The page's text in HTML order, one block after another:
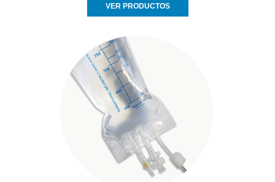
VER PRODUCTOS